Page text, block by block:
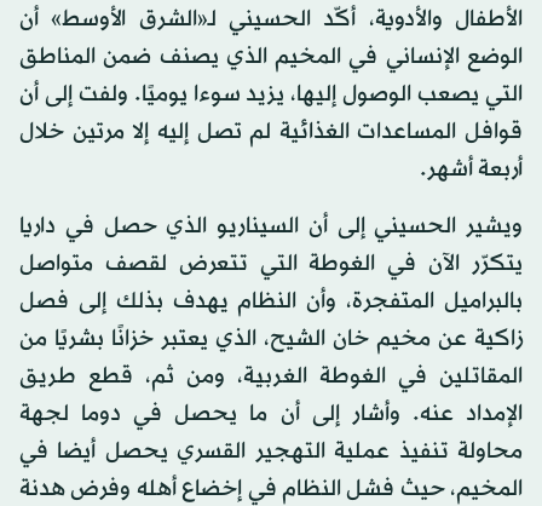
الأطفال والأدوية، أكّد الحسيني لـ«الشرق الأوسط» أن
الوضع الإنساني في المخيم الذي يصنف ضمن المناطق
التي يصعب الوصول إليها، يزيد سوءا يوميًا. ولفت إلى أن
قوافل المساعدات الغذائية لم تصل إليه إلا مرتين خلال
أربعة أشهر.
ويشير الحسيني إلى أن السيناريو الذي حصل في داريا
يتكرّر الآن في الغوطة التي تتعرض لقصف متواصل
بالبراميل المتفجرة، وأن النظام يهدف بذلك إلى فصل
زاكية عن مخيم خان الشيح، الذي يعتبر خزانًا بشريًا من
المقاتلين في الغوطة الغربية، ومن ثم، قطع طريق
الإمداد عنه. وأشار إلى أن ما يحصل في دوما لجهة
محاولة تنفيذ عملية التهجير القسري يحصل أيضا في
المخيم، حيث فشل النظام في إخضاع أهله وفرض هدنة